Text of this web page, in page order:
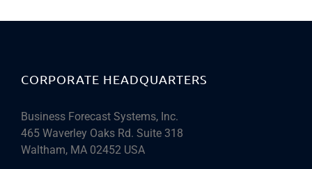
CORPORATE HEADQUARTERS
Business Forecast Systems, Inc.
465 Waverley Oaks Rd. Suite 318
Waltham, MA 02452 USA